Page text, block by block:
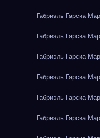
Габриэль Гарсиа
Габриэль Гарсиа
Габриэль Гарсиа
Габриэль Гарсиа
Габриэль Гарсиа
Габриэль Гарсиа